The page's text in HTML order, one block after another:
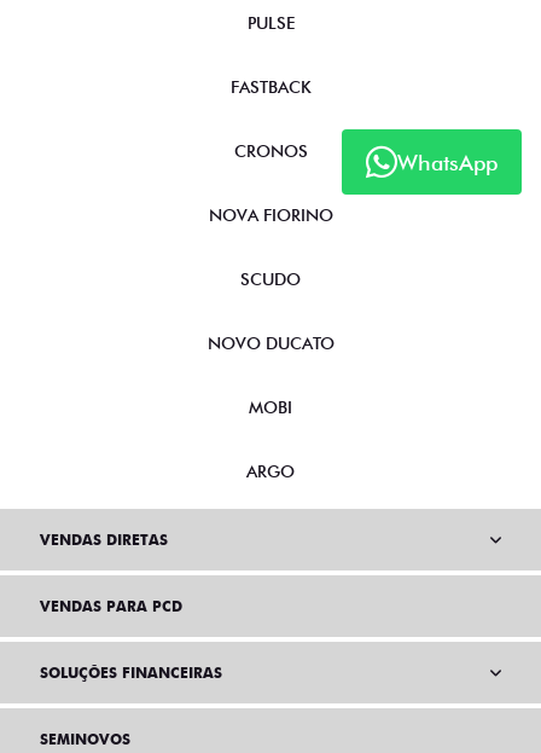
WhatsApp
PULSE
FASTBACK
CRONOS
NOVA FIORINO
SCUDO
NOVO DUCATO
MOBI
ARGO
VENDAS DIRETAS
VENDAS PARA PCD
SOLUÇÕES FINANCEIRAS
SEMINOVOS